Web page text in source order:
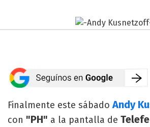
Finalmente este sábadoAndy
con "PH" a la pantalla de Telefe